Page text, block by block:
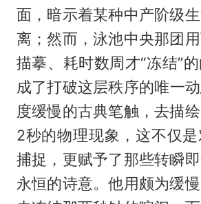
面，暗示着某种中产阶级
离；然而，泳池中央那团
描摹、耗时数周才“冻结”
成了打破这层秩序的唯一
度缓慢的古典笔触，去描
2秒的物理现象，这不仅
捕捉，更赋予了那些转瞬
永恒的诗意。他用颇为缓